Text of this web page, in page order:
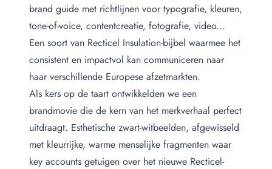
brand guide met richtlijnen voor typografie, kleuren,
tone-of-voice, contentcreatie, fotografie, video...
Een soort van Recticel Insulation-bijbel waarmee het
consistent en impactvol kan communiceren naar
haar verschillende Europese afzetmarkten.
Als kers op de taart ontwikkelden we een
brandmovie die de kern van het merkverhaal perfect
uitdraagt. Esthetische zwart-witbeelden, afgewisseld
met kleurrijke, warme menselijke fragmenten waar
key accounts getuigen over het nieuwe Recticel-